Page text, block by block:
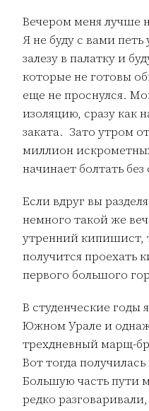
Вечером меня лучше
Я не буду с вами
залезу в палатку и
которые не готовы
еще не проснулся.
изоляцию, сразу как
заката. Зато утром
миллион
начинает болтать
Если вдруг вы
немного такой же
утренний кипишист,
получится проехать
первого большого
В студенческие годы
Южном Урале и
трехдневный марщ-
Вот тогда
Большую часть пути
редко